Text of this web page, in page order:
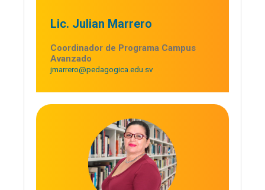
Lic. Julian Marrero
Coordinador de Programa Campus
Avanzado
jmarrero@pedagogica.edu.sv